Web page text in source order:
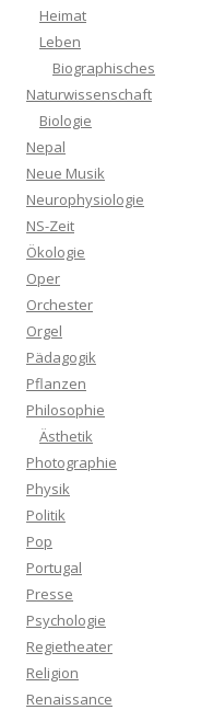
Heimat
Leben
Biographisches
Naturwissenschaft
Biologie
Nepal
Neue Musik
Neurophysiologie
NS-Zeit
Ökologie
Oper
Orchester
Orgel
Pädagogik
Pflanzen
Philosophie
Ästhetik
Photographie
Physik
Politik
Pop
Portugal
Presse
Psychologie
Regietheater
Religion
Renaissance